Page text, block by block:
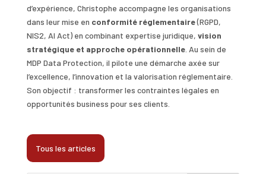
d’expérience, Christophe accompagne les organisations
dans leur mise en conformité réglementaire(RGPD,
NIS2, AI Act) en combinant expertise juridique, vision
stratégique et approche opérationnelle. Au sein de
MDP Data Protection, il pilote une démarche axée sur
l’excellence, l’innovation et la valorisation réglementaire.
Son objectif : transformer les contraintes légales en
opportunités business pour ses clients.
Tous les articles